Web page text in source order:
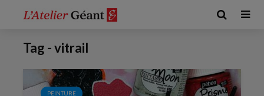
Tag - vitrail
PEINTURE